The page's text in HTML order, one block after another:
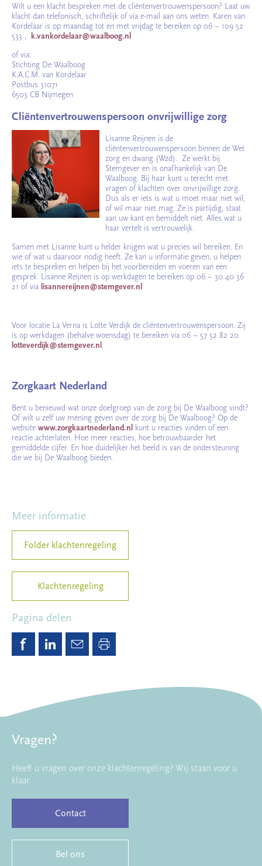
Wilt u een klacht bespreken met de cliëntenvertrouwenspersoon? Laat uw
klacht dan telefonisch, schriftelijk of via e-mail aan ons weten. Karen van
Kordelaar is op maandag tot en met vrijdag te bereiken op 06 – 109 52
533 ,
k.vankordelaar@waalboog.nl
of via:
Stichting De Waalboog
K.A.C.M. van Kordelaar
Postbus 31071
6503 CB Nijmegen
Cliëntenvertrouwenspersoon onvrijwillige zorg
Lisanne Reijnen is de
cliëntenvertrouwenspersoon binnen de Wet
zorg en dwang (Wzd). Ze werkt bij
Stemgever en is onafhankelijk van De
Waalboog. Bij haar kunt u terecht met
vragen of klachten over onvrijwillige zorg.
Dus als er iets is wat u moet maar niet wil,
of wil maar niet mag. Ze is partijdig, staat
aan uw kant en bemiddelt niet. Alles wat u
haar vertelt is vertrouwelijk.
Samen met Lisanne kunt u helder krijgen wat u precies wil bereiken. En
wie of wat u daarvoor nodig heeft. Ze kan u informatie geven, u helpen
iets te bespreken en helpen bij het voorbereiden en voeren van een
gesprek. Lisanne Reijnen is op werkdagen te bereiken op 06 – 30 40 36
21 of via isannereijnen@stemgever.nl
Voor locatie La Verna is Lotte Verdijk de cliëntenvertrouwenspersoon. Zij
is op werkdagen (behalve woensdag) te bereiken via 06 – 57 52 82 20
lotteverdijk@stemgever.n .
Zorgkaart Nederland
Bent u benieuwd wat onze doelgroep van de zorg bij De Waalboog vindt?
Of wilt u zelf uw mening geven over de zorg bij De Waalboog? Op de
website www.zorgkaartnederland.nl kunt u reacties vinden of een
reactie achterlaten. Hoe meer reacties, hoe betrouwbaarder het
gemiddelde cijfer. En hoe duidelijker het beeld is van de ondersteuning
die we bij De Waalboog bieden.
Meer informatie
Folder klachtenregeling
Klachtenregeling
Pagina delen
Vragen?
Heeft u vragen over onze klachtenregeling? Wij staan voor u
klaar.
Contact
Bel ons